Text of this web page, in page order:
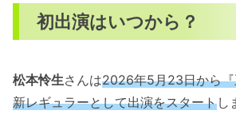
初出演はいつから？
松本怜生さんは2026年5月23日から
新レギュラーとして出演をスタートし